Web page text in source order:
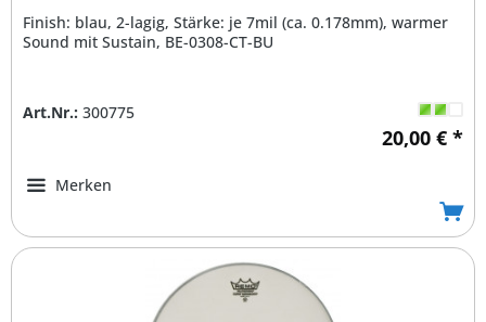
Finish: blau, 2-lagig, Stärke: je 7mil (ca. 0.178mm), warmer
Sound mit Sustain, BE-0308-CT-BU
Art.Nr.: 300775
20,00 € *
Merken